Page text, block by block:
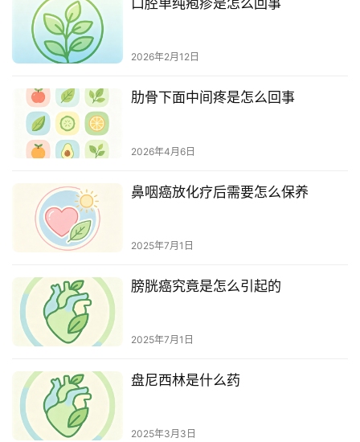
口腔单纯疱疹是怎么回事
2026年2月12日
肋骨下面中间疼是怎么回事
2026年4月6日
鼻咽癌放化疗后需要怎么保养
2025年7月1日
膀胱癌究竟是怎么引起的
2025年7月1日
盘尼西林是什么药
2025年3月3日